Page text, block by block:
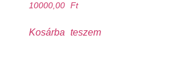
10000,00Ft
Kosárba teszem